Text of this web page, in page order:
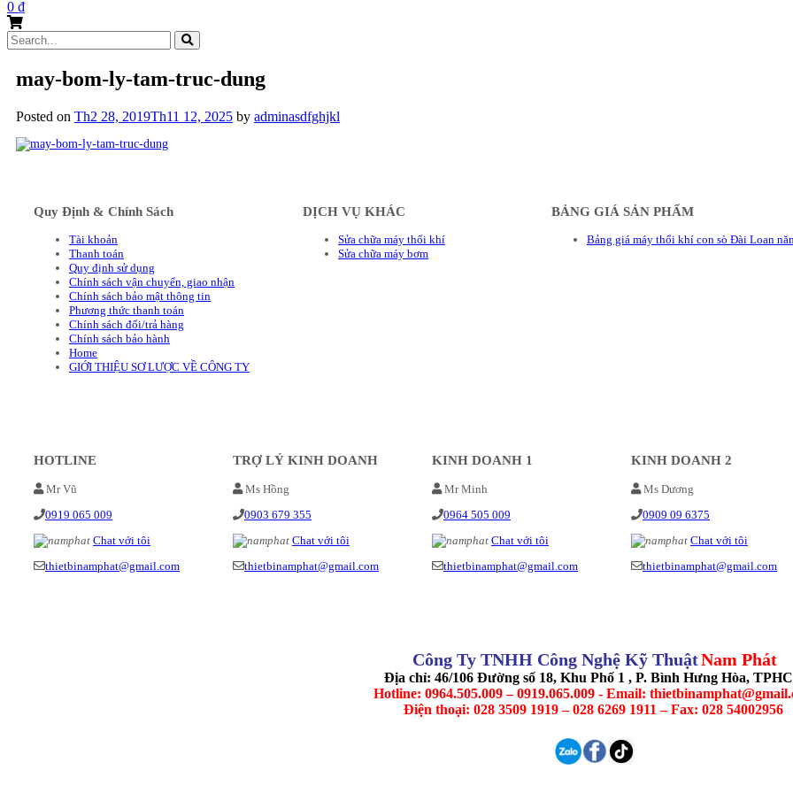
0 ₫
Search
for:
may-bom-ly-tam-truc-dung
Posted on Th2 28, 2019Th11 12, 2025 by adminasdfghjkl
Quy Định & Chính Sách
Tài khoản
Thanh toán
Quy định sử dụng
Chính sách vận chuyển, giao nhận
Chính sách bảo mật thông tin
Phương thức thanh toán
Chính sách đổi/trả hàng
Chính sách bảo hành
Home
GIỚI THIỆU SƠ LƯỢC VỀ CÔNG TY
DỊCH VỤ KHÁC
Sửa chữa máy thổi khí
Sửa chữa máy bơm
BẢNG GIÁ SẢN PHẨM
Bảng giá máy thổi khí con sò Đài Loan
HOTLINE
Mr Vũ
0919 065 009
Chat với tôi
thietbinamphat@gmail.com
TRỢ LÝ KINH DOANH
Ms Hồng
0903 679 355
Chat với tôi
thietbinamphat@gmail.com
KINH DOANH 1
Mr Minh
0964 505 009
Chat với tôi
thietbinamphat@gmail.com
KINH DOANH 2
Ms Dương
0909 09 6375
Chat với tôi
thietbinamphat@gmail.com
Công Ty TNHH Công Nghệ Kỹ ThuậtNam Phát
Địa chỉ: 46/106 Đường số 18, Khu Phố 1 , P. Bình Hưng Hòa,
Hotline: 0964.505.009 – 0919.065.009 - Email:
Điện thoại: 028 3509 1919 – 028 6269 1911 – Fax: 028 54002956